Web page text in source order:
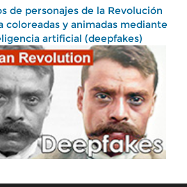
de personajes de la Revolución
coloreadas y animadas mediante
artificial (deepfakes)